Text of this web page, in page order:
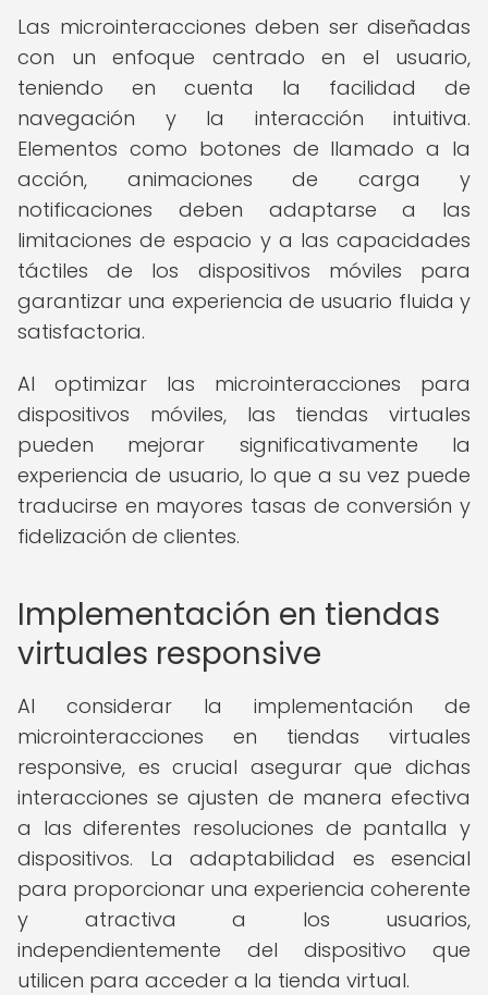
Las microinteracciones deben ser diseñadas
con un enfoque centrado en el usuario,
teniendo en cuenta la facilidad de
navegación y la interacción intuitiva.
Elementos como botones de llamado a la
acción, animaciones de carga y
notificaciones deben adaptarse a las
limitaciones de espacio y a las capacidades
táctiles de los dispositivos móviles para
garantizar una experiencia de usuario fluida y
satisfactoria.
Al optimizar las microinteracciones para
dispositivos móviles, las tiendas virtuales
pueden mejorar significativamente la
experiencia de usuario, lo que a su vez puede
traducirse en mayores tasas de conversión y
fidelización de clientes.
Implementación en tiendas
virtuales responsive
Al considerar la implementación de
microinteracciones en tiendas virtuales
responsive, es crucial asegurar que dichas
interacciones se ajusten de manera efectiva
a las diferentes resoluciones de pantalla y
dispositivos. La adaptabilidad es esencial
para proporcionar una experiencia coherente
y atractiva a los usuarios,
independientemente del dispositivo que
utilicen para acceder a la tienda virtual.